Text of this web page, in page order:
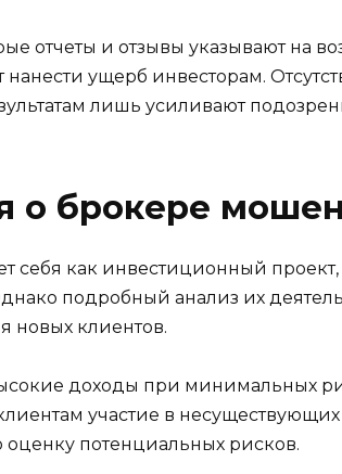
отчеты и отзывы указывают
нанести ущерб инвесторам.
лишь усиливают
о брокере
себя как инвестиционный
подробный анализ их
новых клиентов.
доходы при минимальных
участие в
потенциальных рисков.